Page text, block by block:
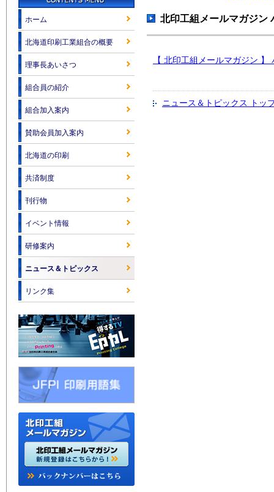
北印工組メールマガジン
【 北印工組メールマガジン
ニュース＆トピックス トッ
ホーム
北海道印刷工業組合の概要
理事長あいさつ
組合員の紹介
組合加入案内
賛助会員加入案内
北海道の印刷
共済制度
刊行物
イベント情報
研修案内
ニュース＆トピックス
リンク集